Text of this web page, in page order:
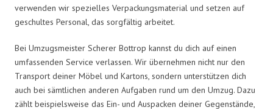
verwenden wir spezielles Verpackungsmaterial und setzen auf
geschultes Personal, das sorgfältig arbeitet.
Bei Umzugsmeister Scherer Bottrop kannst du dich auf einen
umfassenden Service verlassen. Wir übernehmen nicht nur den
Transport deiner Möbel und Kartons, sondern unterstützen dich
auch bei sämtlichen anderen Aufgaben rund um den Umzug. Dazu
zählt beispielsweise das Ein- und Auspacken deiner Gegenstände,